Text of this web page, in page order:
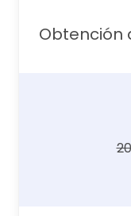
Obtención